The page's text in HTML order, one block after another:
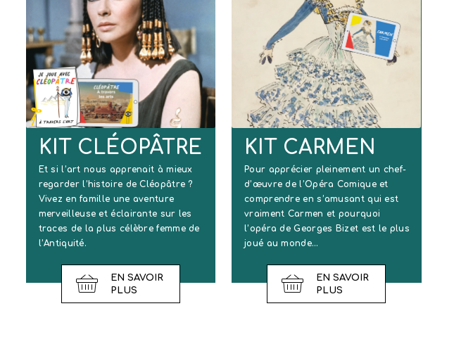
KIT CLÉOPÂTRE
Et si l’art nous apprenait à mieux
regarder l’histoire de Cléopâtre ?
Vivez en famille une aventure
merveilleuse et éclairante sur les
traces de la plus célèbre femme de
l’Antiquité.
EN SAVOIR
PLUS
KIT CARMEN
Pour apprécier pleinement un chef-
d’œuvre de l’Opéra Comique et
comprendre en s’amusant qui est
vraiment Carmen et pourquoi
l’opéra de Georges Bizet est le plus
joué au monde…
EN SAVOIR
PLUS